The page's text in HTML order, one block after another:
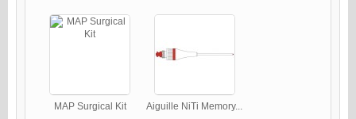
MAP Surgical Kit Aiguille NiTi Memory...